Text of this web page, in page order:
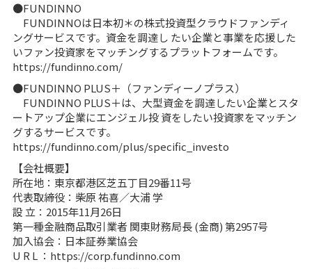
●FUNDINNO
FUNDINNOは⽇本初＊の株式投資型クラウドファンディ
ングサービスです。資⾦を調達し たい企業と事業を応援した
いファン投資家をマッチングするプラットフォームです。
https://fundinno.com/
●FUNDINNO PLUS＋（ファンディーノプラス）
FUNDINNO PLUS＋は、⼤型資⾦を調達したい企業とスタ
ートアップ企業にエンジェル投 資をしたい投資家をマッチン
グするサービスです。
https://fundinno.com/plus/specific_investo
【会社概要】
所在地：東京都港区芝五丁⽬29番11号
代表取締役：柴原 祐喜∕⼤浦 学
設 ⽴：2015年11⽉26⽇
第⼀種⾦融商品取引業者 関東財務局⻑ (⾦商) 第2957号
加⼊協会：⽇本証券業協会
U R L ：https://corp.fundinno.com